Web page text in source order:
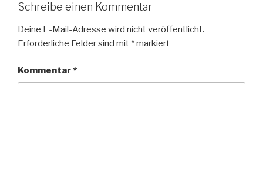
Schreibe einen Kommentar
Deine E-Mail-Adresse wird nicht veröffentlicht.
Erforderliche Felder sind mit *markiert
Kommentar*